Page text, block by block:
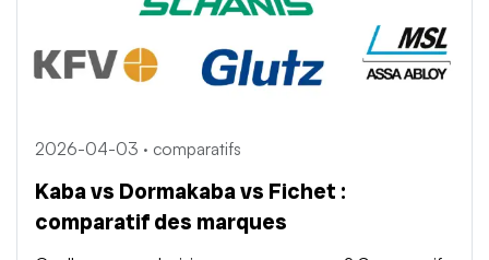
2026-04-03 · comparatifs
Kaba vs Dormakaba vs Fichet :
comparatif des marques